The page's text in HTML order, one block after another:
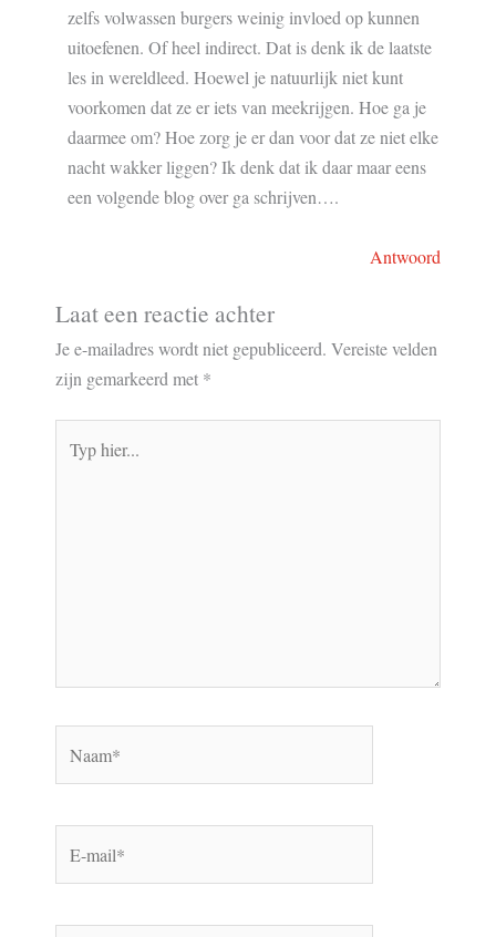
zelfs volwassen burgers weinig invloed op kunnen
uitoefenen. Of heel indirect. Dat is denk ik de laatste
les in wereldleed. Hoewel je natuurlijk niet kunt
voorkomen dat ze er iets van meekrijgen. Hoe ga je
daarmee om? Hoe zorg je er dan voor dat ze niet elke
nacht wakker liggen? Ik denk dat ik daar maar eens
een volgende blog over ga schrijven….
Antwoord
Laat een reactie achter
Je e-mailadres wordt niet gepubliceerd. Vereiste velden
zijn gemarkeerd met *
hier...
mail*